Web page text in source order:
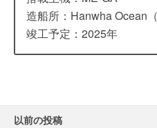
造船所：Hanwha Ocean
竣工予定：2025年
以前の投稿